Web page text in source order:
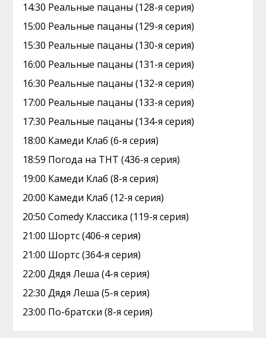
14:30 Реальные пацаны (128-я серия)
15:00 Реальные пацаны (129-я серия)
15:30 Реальные пацаны (130-я серия)
16:00 Реальные пацаны (131-я серия)
16:30 Реальные пацаны (132-я серия)
17:00 Реальные пацаны (133-я серия)
17:30 Реальные пацаны (134-я серия)
18:00 Камеди Клаб (6-я серия)
18:59 Погода на ТНТ (436-я серия)
19:00 Камеди Клаб (8-я серия)
20:00 Камеди Клаб (12-я серия)
20:50 Comedy Классика (119-я серия)
21:00 Шортс (406-я серия)
21:00 Шортс (364-я серия)
22:00 Дядя Леша (4-я серия)
22:30 Дядя Леша (5-я серия)
23:00 По-братски (8-я серия)